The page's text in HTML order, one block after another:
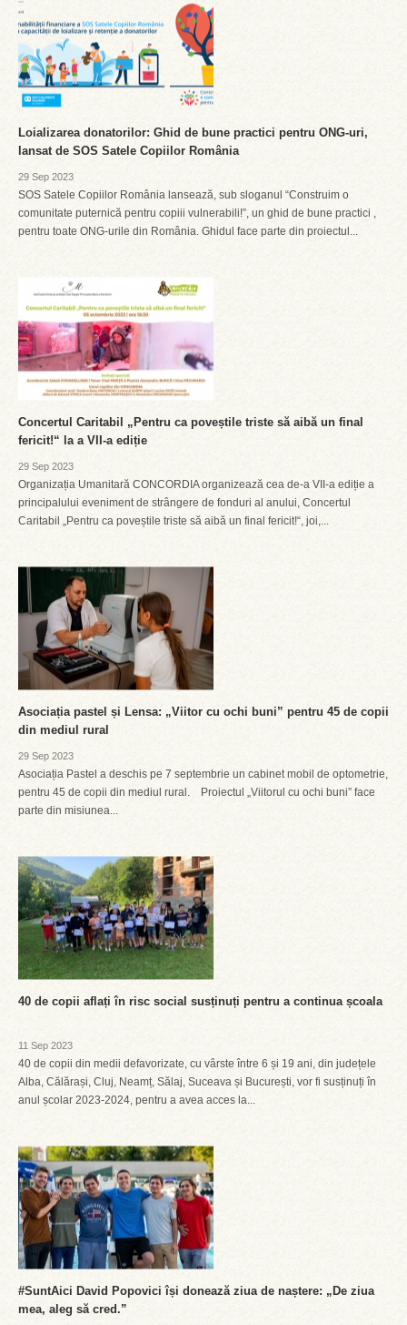
Loializarea donatorilor: Ghid de bune practici pentru ONG-uri,
lansat de SOS Satele Copiilor România
29 Sep 2023
SOS Satele Copiilor România lansează, sub sloganul “Construim o
comunitate puternică pentru copiii vulnerabili!”, un ghid de bune practici ,
pentru toate ONG-urile din România. Ghidul face parte din proiectul...
Concertul Caritabil „Pentru ca poveștile triste să aibă un final
fericit!“ la a VII-a ediție
29 Sep 2023
Organizația Umanitară CONCORDIA organizează cea de-a VII-a ediție a
principalului eveniment de strângere de fonduri al anului, Concertul
Caritabil „Pentru ca poveștile triste să aibă un final fericit!“, joi,...
Asociația pastel și Lensa: „Viitor cu ochi buni” pentru 45 de copii
din mediul rural
29 Sep 2023
Asociația Pastel a deschis pe 7 septembrie un cabinet mobil de optometrie,
pentru 45 de copii din mediul rural. Proiectul „Viitorul cu ochi buni” face
parte din misiunea...
40 de copii aflați în risc social susținuți pentru a continua școala
11 Sep 2023
40 de copii din medii defavorizate, cu vârste între 6 și 19 ani, din județele
Alba, Călărași, Cluj, Neamț, Sălaj, Suceava și București, vor fi susținuți în
anul școlar 2023-2024, pentru a avea acces la...
#SuntAici David Popovici își donează ziua de naștere: „De ziua
mea, aleg să cred.”